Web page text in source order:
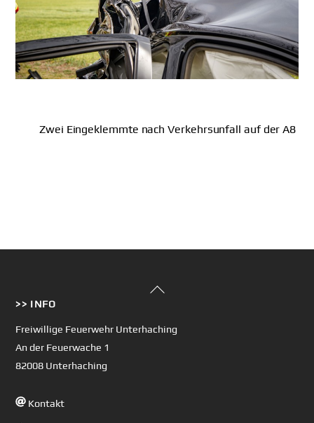
Zwei Eingeklemmte nach Verkehrsunfall auf der A8
Back
>> INFO
Freiwillige Feuerwehr Unterhaching
An der Feuerwache 1
82008 Unterhaching
Kontakt